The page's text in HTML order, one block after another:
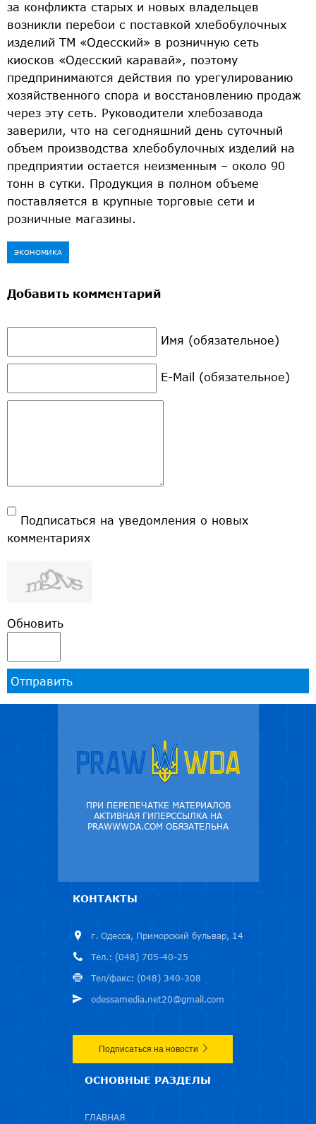
за конфликта старых и новых владельцев
возникли перебои с поставкой хлебобулочных
изделий ТМ «Одесский» в розничную сеть
киосков «Одесский каравай», поэтому
предпринимаются действия по урегулированию
хозяйственного спора и восстановлению продаж
через эту сеть. Руководители хлебозавода
заверили, что на сегодняшний день суточный
объем производства хлебобулочных изделий на
предприятии остается неизменным – около 90
тонн в сутки. Продукция в полном объеме
поставляется в крупные торговые сети и
розничные магазины.
ЭКОНОМИКА
Добавить комментарий
Имя (обязательное)
E-Mail (обязательное)
Подписаться на уведомления о новых
комментариях
Обновить
Отправить
ПРИ ПЕРЕПЕЧАТКЕ МАТЕРИАЛОВ
АКТИВНАЯ ГИПЕРССЫЛКА НА
PRAWWWDA.COM ОБЯЗАТЕЛЬНА
КОНТАКТЫ
г. Одесса, Приморский бульвар, 14
Тел.: (048) 705-40-25
Тел/факс: (048) 340-308
odessamedia.net20@gmail.com
Подписаться на новости
ОСНОВНЫЕ РАЗДЕЛЫ
ГЛАВНАЯ